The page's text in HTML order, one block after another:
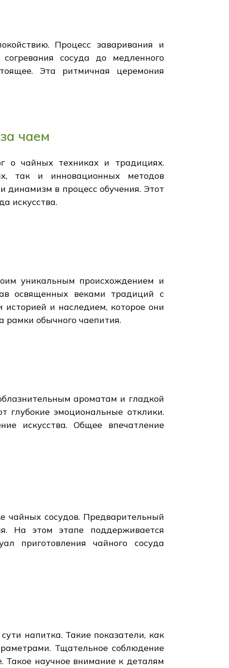
Процесс заваривания и
сосуда до медленного
Эта ритмичная церемония
чаем
о чайных техниках и традициях.
так и инновационных методов
динамизм в процесс обучения. Этот
искусства.
уникальным происхождением и
освященных веками традиций с
и наследием, которое они
рамки обычного чаепития.
ароматам и гладкой
глубокие эмоциональные отклики.
искусства. Общее впечатление
чайных сосудов. Предварительный
На этом этапе поддерживается
приготовления чайного сосуда
напитка. Такие показатели, как
Тщательное соблюдение
Такое научное внимание к деталям